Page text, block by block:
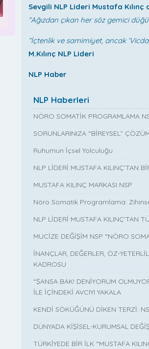
Sevgili NLP Lideri Mustafa Kılınç
“Ağızdan çıkan her söz gemici
“İçtenlik ve samimiyet, ancak
M.Kılınç NLP Lideri
NLP Haber
NLP Haberleri
NÖRO SOMATİK PROGRAMLAMA
SORUNLARINIZA “BİREYSEL”
Ruhumun İçsel Yolculuğu
NLP LİDERİ MUSTAFA KILINÇ’TAN
MUSTAFA KILINÇ MARKASI NSP
Nöro Somatik Programlama:
NLP LİDERİ MUSTAFA KILINÇ'TAN
MUCİZE DEĞİŞİM NSP “NÖRO
İNANÇLAR, DEĞERLER, ÖZ-
KADROSU
“ŞANSA BAK! DENİYORUM
İLE İÇİNDEKİ AVCIYI YAKALA
KENDİ SÖKÜĞÜNÜ DİKEN TERZİ:
DÜNYADA KİŞİSEL-KURUMSAL
TÜRKİYEDE BİR İLK “MUSTAFA